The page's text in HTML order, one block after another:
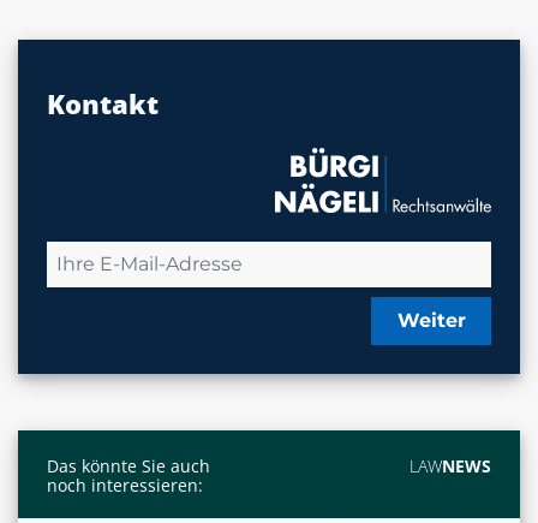
Kontakt
Weiter
Das könnte Sie auch
noch interessieren:
LAWNEWS